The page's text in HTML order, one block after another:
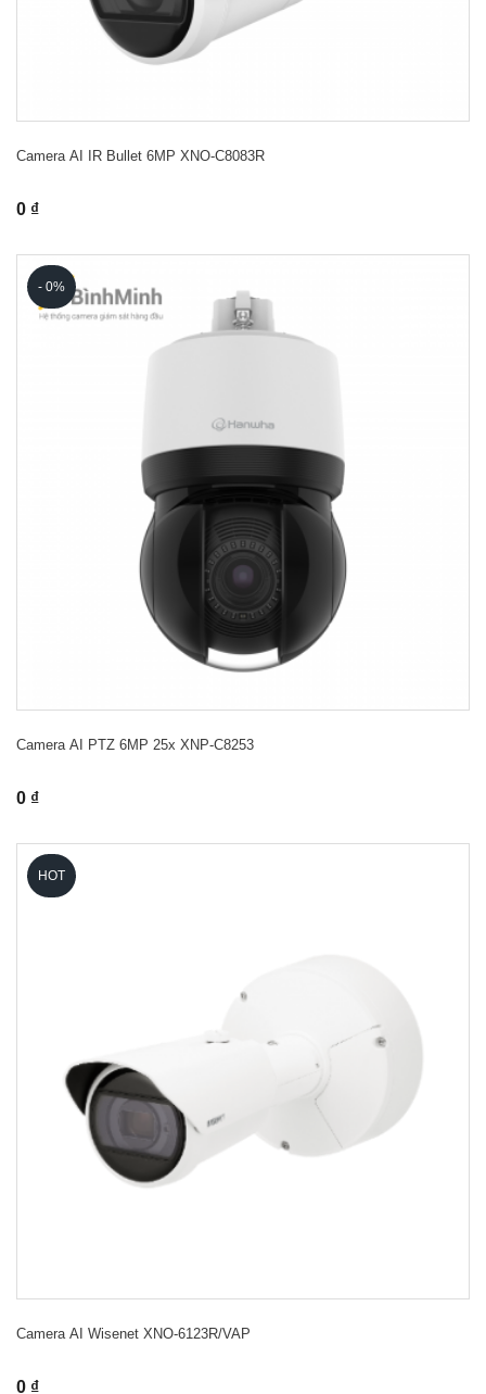
Camera AI IR Bullet 6MP XNO-C8083R
0 ₫
- 0%
Camera AI PTZ 6MP 25x XNP-C8253
0 ₫
HOT
Camera AI Wisenet XNO-6123R/VAP
0 ₫